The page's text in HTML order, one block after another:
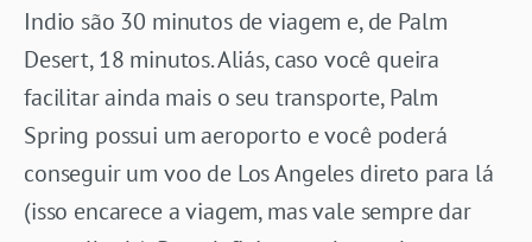
Indio são 30 minutos de viagem e, de Palm
Desert, 18 minutos. Aliás, caso você queira
facilitar ainda mais o seu transporte, Palm
Spring possui um aeroporto e você poderá
conseguir um voo de Los Angeles direto para lá
(isso encarece a viagem, mas vale sempre dar